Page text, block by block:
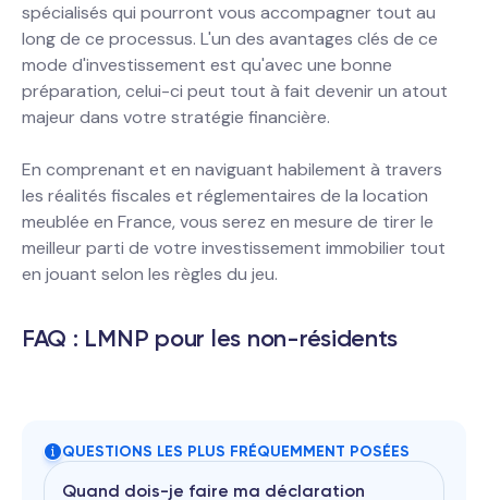
spécialisés qui pourront vous accompagner tout au
long de ce processus. L'un des avantages clés de ce
mode d'investissement est qu'avec une bonne
préparation, celui-ci peut tout à fait devenir un atout
majeur dans votre stratégie financière.
En comprenant et en naviguant habilement à travers
les réalités fiscales et réglementaires de la location
meublée en France, vous serez en mesure de tirer le
meilleur parti de votre investissement immobilier tout
en jouant selon les règles du jeu.
FAQ : LMNP pour les non-résidents
QUESTIONS LES PLUS FRÉQUEMMENT POSÉES
Quand dois-je faire ma déclaration